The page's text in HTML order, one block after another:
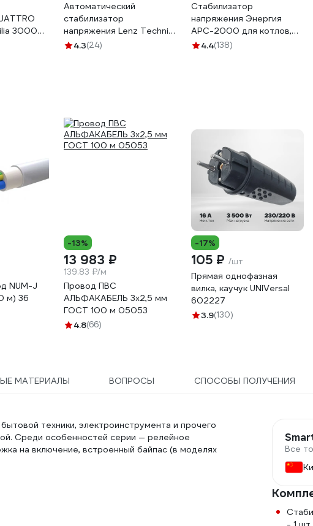
3000
В)
Автоматический
стабилизатор
напряжения Lenz Technic
R2000W
4.3(24)
Стабилизатор
напряжения Энергия
АРС-2000 для котлов,
однофазный, Е0101-0110
4.4(138)
NUM-J
м) 36
-13%
13 983 ₽
139.83 ₽/м
Провод ПВС
АЛЬФАКАБЕЛЬ 3х2,5 мм
ГОСТ 100 м 05053
4.8(66)
-17%
105 ₽ /шт
Прямая однофазная
вилка, каучук UNIVersal
602227
3.9(130)
МАТЕРИАЛЫ ВОПРОСЫ СПОСОБЫ ПОЛУЧЕНИЯ
техники, электроинструмента и прочего
Среди особенностей серии — релейное
на включение, встроенный байпас (в моделях
Все